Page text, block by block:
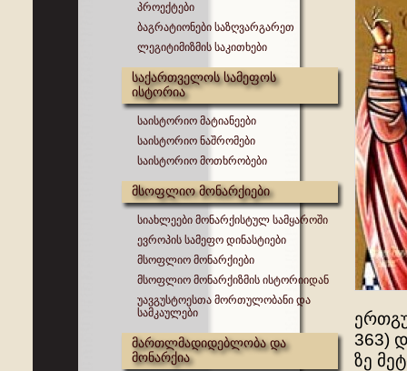
პროექტები
ბაგრატიონები საზღვარგარეთ
ლეგიტიმიზმის საკითხები
საქართველოს სამეფოს
ისტორია
საისტორიო მატიანეები
საისტორიო ნაშრომები
საისტორიო მოთხრობები
მსოფლიო მონარქიები
სიახლეები მონარქისტულ სამყაროში
ევროპის სამეფო დინასტიები
მსოფლიო მონარქიები
მსოფლიო მონარქიზმის ისტორიიდან
უავგუსტოესთა მორთულობანი და
სამკაულები
მართლმადიდებლობა და
მონარქია
363)
ზე